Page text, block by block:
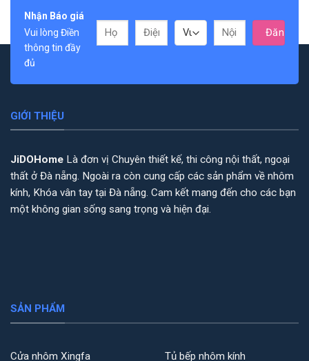
Nhận Báo giá
Vui lòng Điền
thông tin đầy
đủ
GIỚI THIỆU
JiDOHome Là đơn vị Chuyên thiết kế, thi công nội thất, ngoại
thất ở Đà nẵng. Ngoài ra còn cung cấp các sản phẩm về nhôm
kính, Khóa vân tay tại Đà nẵng. Cam kết mang đến cho các bạn
một không gian sống sang trọng và hiện đại.
SẢN PHẨM
Cửa nhôm Xingfa Tủ bếp nhôm kính